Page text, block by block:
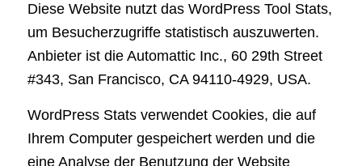
Diese Website nutzt das WordPress Tool Stats,
um Besucherzugriffe statistisch auszuwerten.
Anbieter ist die Automattic Inc., 60 29th Street
#343, San Francisco, CA 94110-4929, USA.
WordPress Stats verwendet Cookies, die auf
Ihrem Computer gespeichert werden und die
eine Analyse der Benutzung der Website